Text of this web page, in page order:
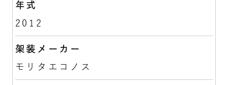
年式
2012
架装メーカー
モリタエコノス